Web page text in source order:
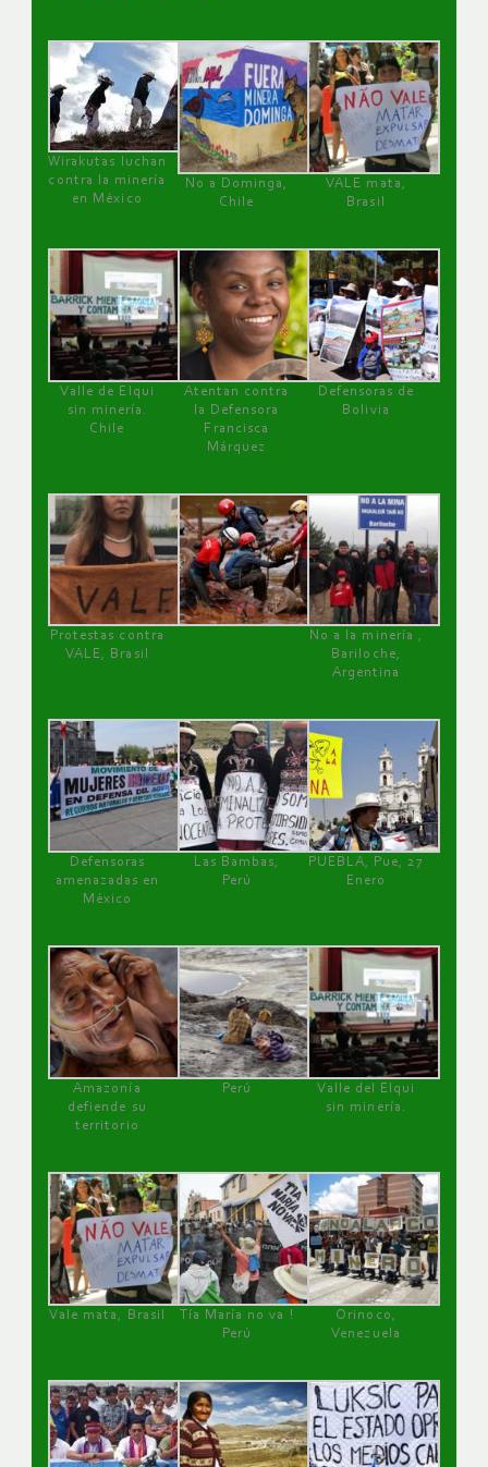
Wirakutas luchan
contra la minería
en México
No a Dominga,
Chile
VALE mata,
Brasil
Valle de Elqui
sin minería.
Chile
Atentan contra
la Defensora
Francisca
Márquez
Defensoras de
Bolivia
Protestas contra
VALE, Brasil
No a la minería ,
Bariloche,
Argentina
Defensoras
amenazadas en
México
Las Bambas,
Perú
PUEBLA, Pue, 27
Enero
Amazonía
defiende su
territorio
Perú
Valle del Elqui
sin minería.
Vale mata, Brasil
Tía María no va !
Perú
Orinoco,
Venezuela